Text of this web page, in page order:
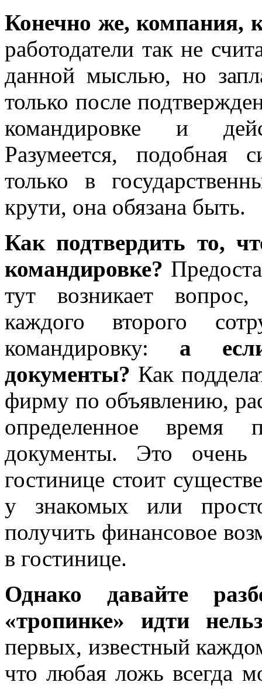
Конечно же, компания,
работодатели так не
данной мыслью, но
только после
командировке и
Разумеется, подобная
только в
крути, она обязана быть.
Как подтвердить то,
командировке?
тут возникает
каждого второго
командировку: а
документы? Как
фирму по объявлению,
определенное время
документы. Это
гостинице стоит
у знакомых или
получить финансовое
в гостинице.
Однако давайте
«тропинке» идти
первых, известный
что любая ложь всегда